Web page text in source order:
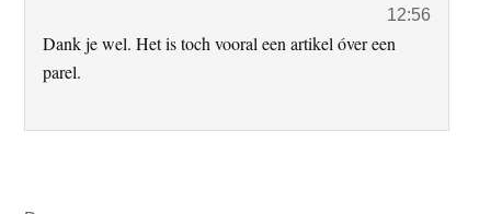
12:56
Dank je wel. Het is toch vooral een artikel óver een
parel.